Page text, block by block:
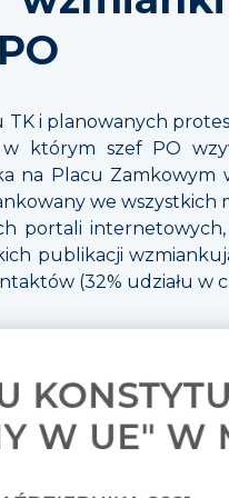
TK i planowanych
którym szef PO
na Placu Zamkowym
we wszystkich
portali
publikacji
(32% udziału w